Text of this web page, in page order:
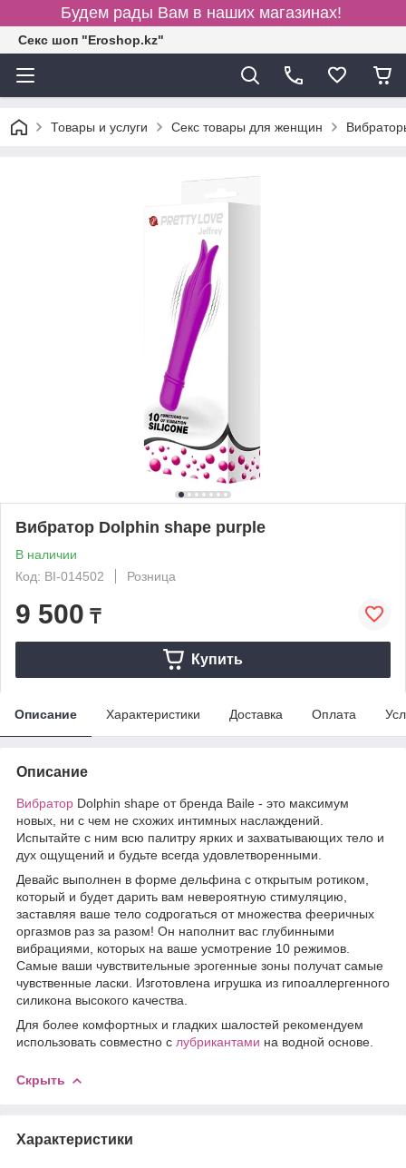
Будем рады Вам в наших магазинах!
Секс шоп "Eroshop.kz"
Товары и услуги Секс товары для женщин
Вибратор Dolphin shape purple
В наличии
Код: BI-014502
Розница
9 500 ₸
Купить
Описание Характеристики Доставка Оплата
Описание
Вибратор Dolphin shape от бренда Baile - это максимум
новых, ни с чем не схожих интимных наслаждений.
Испытайте с ним всю палитру ярких и захватывающих тело и
дух ощущений и будьте всегда удовлетворенными.
Девайс выполнен в форме дельфина с открытым ротиком,
который и будет дарить вам невероятную стимуляцию,
заставляя ваше тело содрогаться от множества фееричных
оргазмов раз за разом! Он наполнит вас глубинными
вибрациями, которых на ваше усмотрение 10 режимов.
Самые ваши чувствительные эрогенные зоны получат самые
чувственные ласки. Изготовлена игрушка из гипоаллергенного
силикона высокого качества.
Для более комфортных и гладких шалостей рекомендуем
использовать совместно с лубрикантами на водной основе.
Скрыть
Характеристики